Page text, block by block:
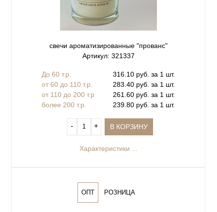
свечи ароматизированные "прованс"
Артикул: 321337
До 60 т.р.
316.10 руб. за 1 шт.
от 60 до 110 т.р.
283.40 руб. за 1 шт.
от 110 до 200 т.р
261.60 руб. за 1 шт.
более 200 т.р.
239.80 руб. за 1 шт.
‐ + В КОРЗИНУ
Характеристики ...
ОПТ РОЗНИЦА